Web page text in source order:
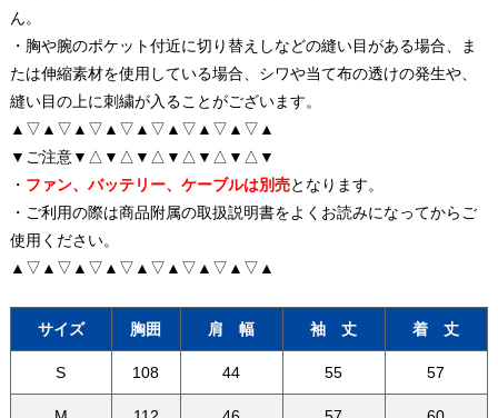
ん。
・胸や腕のポケット付近に切り替えしなどの縫い目がある場合、ま
たは伸縮素材を使用している場合、シワや当て布の透けの発生や、
縫い目の上に刺繍が入ることがございます。
▲▽▲▽▲▽▲▽▲▽▲▽▲▽▲▽▲
▼ご注意▼△▼△▼△▼△▼△▼△▼
・ ファン、バッテリー、ケーブルは別売となります。
・ご利用の際は商品附属の取扱説明書をよくお読みになってからご
使用ください。
▲▽▲▽▲▽▲▽▲▽▲▽▲▽▲▽▲
サイズ 胸囲 肩 幅 袖 丈 着 丈
S 108 44 55 57